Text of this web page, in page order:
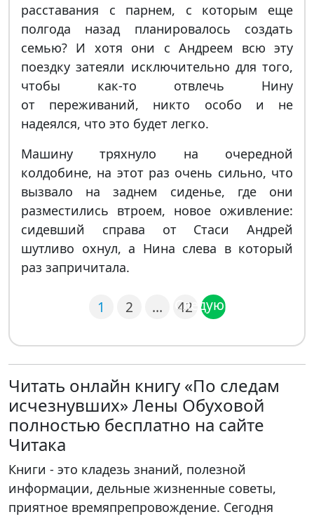
расставания с парнем, с которым еще
полгода назад планировалось создать
семью? И хотя они с Андреем всю эту
поездку затеяли исключительно для того,
чтобы как-то отвлечь Нину
от переживаний, никто особо и не
надеялся, что это будет легко.
Машину тряхнуло на очередной
колдобине, на этот раз очень сильно, что
вызвало на заднем сиденье, где они
разместились втроем, новое оживление:
сидевший справа от Стаси Андрей
шутливо охнул, а Нина слева в который
раз запричитала.
1 2 … 42
Следующая
Читать онлайн книгу «По следам
исчезнувших» Лены Обуховой
полностью бесплатно на сайте
Читака
Книги - это кладезь знаний, полезной
информации, дельные жизненные советы,
приятное времяпрепровождение. Сегодня